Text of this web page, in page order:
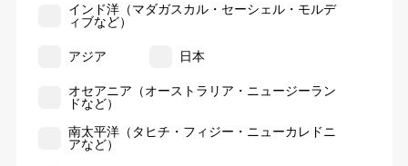
インド洋（マダガスカル・セーシェル・モルデ
ィブなど）
アジア 日本
オセアニア（オーストラリア・ニュージーラン
ドなど）
南太平洋（タヒチ・フィジー・ニューカレドニ
アなど）